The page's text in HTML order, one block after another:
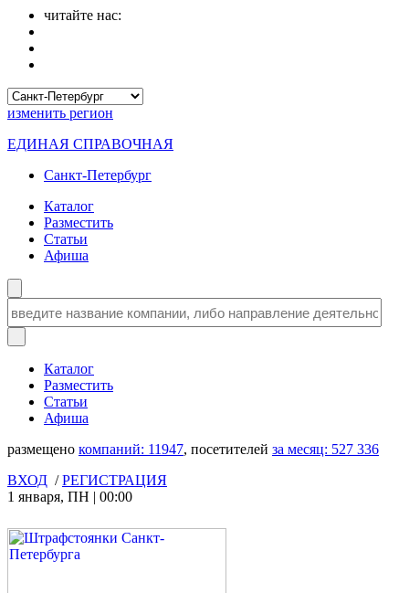
читайте нас:
изменить регион
ЕДИНАЯ СПРАВОЧНАЯ
Санкт-Петербург
Каталог
Разместить
Статьи
Афиша
Каталог
Разместить
Статьи
Афиша
размещено компаний: 11947, посетителей за месяц: 527 336
ВХОД /РЕГИСТРАЦИЯ
1 января, ПН | 00:00